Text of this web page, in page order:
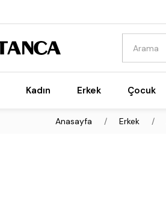
Kadın Erkek Çocuk
Anasayfa Erkek